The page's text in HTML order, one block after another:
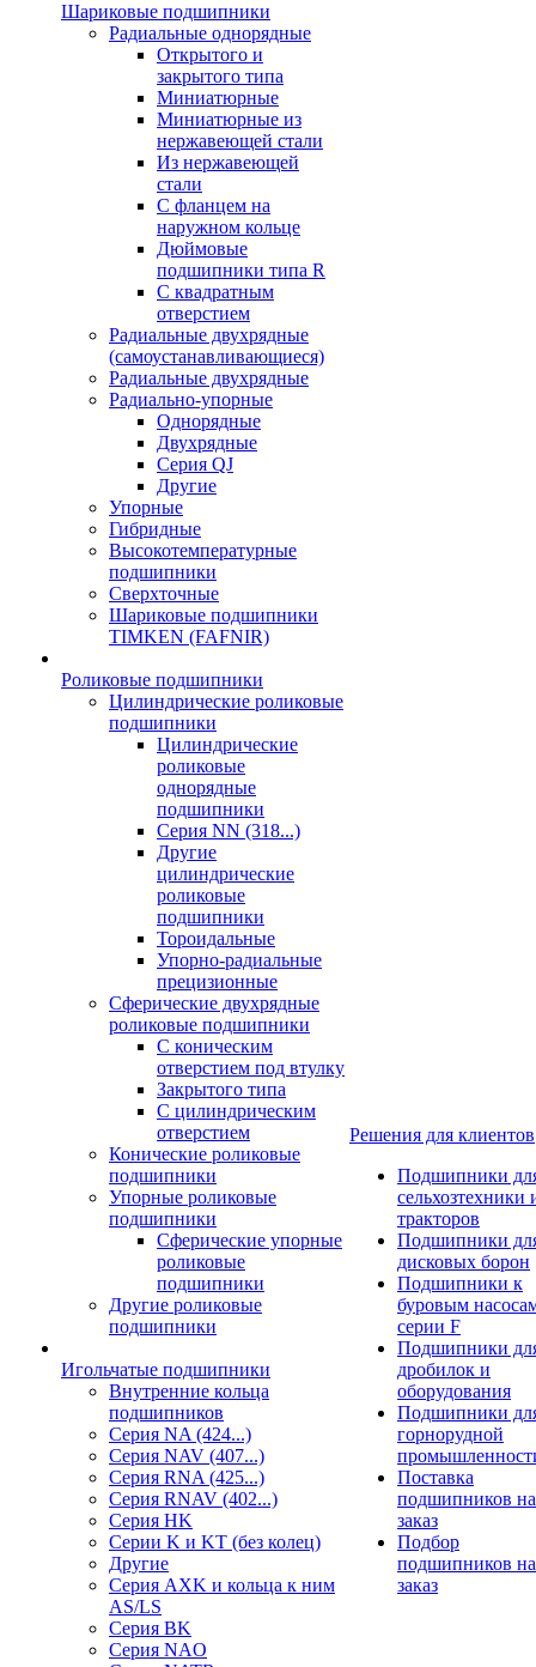
Шариковые подшипники
Радиальные однорядные
Открытого и
закрытого типа
Миниатюрные
Миниатюрные из
нержавеющей стали
Из нержавеющей
стали
С фланцем на
наружном кольце
Дюймовые
подшипники типа R
С квадратным
отверстием
Радиальные двухрядные
(самоустанавливающиеся)
Радиальные двухрядные
Радиально-упорные
Однорядные
Двухрядные
Серия QJ
Другие
Упорные
Гибридные
Высокотемпературные
подшипники
Сверхточные
Шариковые подшипники
TIMKEN (FAFNIR)
Роликовые подшипники
Цилиндрические роликовые
подшипники
Цилиндрические
роликовые
однорядные
подшипники
Серия NN (318...)
Другие
цилиндрические
роликовые
подшипники
Тороидальные
Упорно-радиальные
прецизионные
Сферические двухрядные
роликовые подшипники
С коническим
отверстием под втулку
Закрытого типа
С цилиндрическим
отверстием
Конические роликовые
подшипники
Упорные роликовые
подшипники
Сферические упорные
роликовые
подшипники
Другие роликовые
подшипники
Игольчатые подшипники
Внутренние кольца
подшипников
Серия NA (424...)
Серия NAV (407...)
Серия RNA (425...)
Серия RNAV (402...)
Серия HK
Серии K и KT (без колец)
Другие
Серия AXK и кольца к ним
AS/LS
Серия BK
Серия NAO
Решения для клиентов
Подшипники
сельхозтехники
тракторов
Подшипники
дисковых борон
Подшипники к
буровым
серии F
Подшипники
дробилок и
оборудования
Подшипники
горнорудной
Поставка
подшипников на
заказ
Подбор
подшипников на
заказ